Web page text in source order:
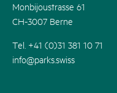
Monbijoustrasse 61
CH-3007 Berne
Tel. +41 (0)31 381 10 71
info@parks.swiss